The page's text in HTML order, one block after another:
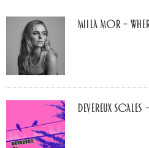
Miila Mor –
Devereux Scales